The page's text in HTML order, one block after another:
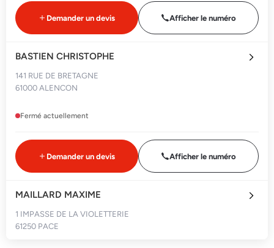
Demander un devis Afficher le numéro
BASTIEN CHRISTOPHE
141 RUE DE BRETAGNE
61000 ALENCON
Fermé actuellement
Demander un devis Afficher le numéro
MAILLARD MAXIME
1 IMPASSE DE LA VIOLETTERIE
61250 PACE